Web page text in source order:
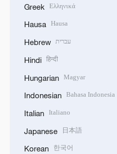
Greek Ελληνικά
Hausa Hausa
Hebrew עברית
Hindi हिन्दी
Hungarian Magyar
Indonesian Bahasa Indonesia
Italian Italiano
Japanese 日本語
Korean 한국어